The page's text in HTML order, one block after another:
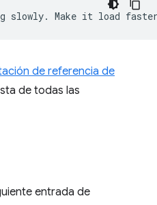
de referencia de
de todas las
entrada de